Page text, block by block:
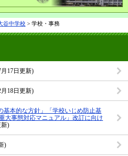
谷中学校 > 学校・事務
月17日更新)
月18日更新)
基本的な方針」「学校いじめ防止基
大事態対応マニュアル」改訂に向け
新)
)